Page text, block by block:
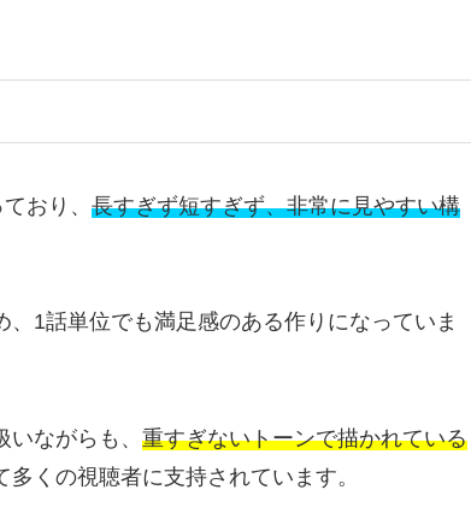
おり、 長すぎず短すぎず、非常に見やすい構
、1話単位でも満足感のある作りになっていま
いながらも、 重すぎないトーンで描かれている
くの視聴者に支持されています。